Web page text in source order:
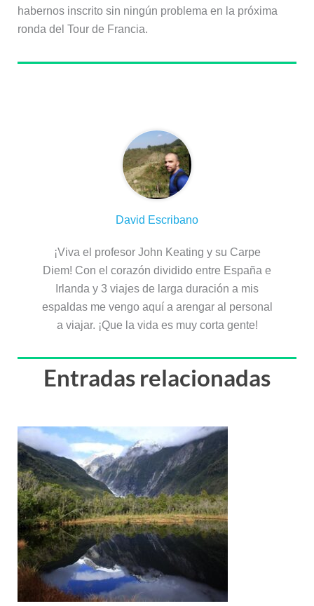
habernos inscrito sin ningún problema en la próxima
ronda del Tour de Francia.
David Escribano
¡Viva el profesor John Keating y su Carpe
Diem! Con el corazón dividido entre España e
Irlanda y 3 viajes de larga duración a mis
espaldas me vengo aquí a arengar al personal
a viajar. ¡Que la vida es muy corta gente!
Entradas relacionadas